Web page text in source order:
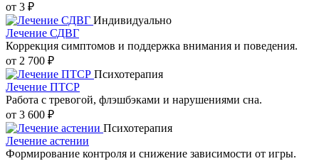
от 3 ₽
Индивидуально
Лечение СДВГ
Коррекция симптомов и поддержка внимания и поведения.
от 2 700 ₽
Психотерапия
Лечение ПТСР
Работа с тревогой, флэшбэками и нарушениями сна.
от 3 600 ₽
Психотерапия
Лечение астении
Формирование контроля и снижение зависимости от игры.